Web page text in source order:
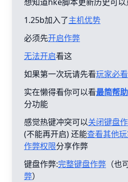
1.25b加入了主机优势
必须先开启作弊
无法开启看这
如果第一次玩请先看玩家必看
实在懒得看你可以看最简帮助
分功能
感觉热键冲突可以关闭键盘
(不能再开启) 还能查看其他
作弊权限分享作弊
键盘作弊:完整键盘作弊 （也
弊）